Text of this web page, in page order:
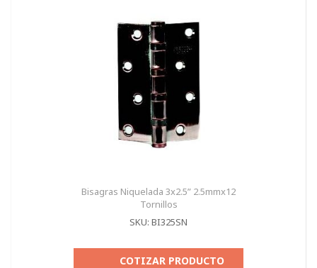
Bisagras Niquelada 3x2.5” 2.5mmx12
Tornillos
SKU: BI325SN
COTIZAR PRODUCTO